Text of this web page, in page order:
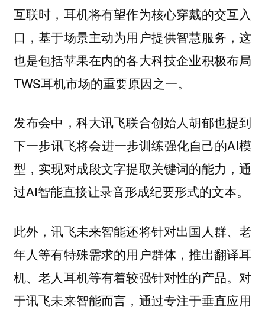
互联时，耳机将有望作为核心穿戴的交互入
口，基于场景主动为用户提供智慧服务，这
也是包括苹果在内的各大科技企业积极布局
TWS耳机市场的重要原因之一。
发布会中，科大讯飞联合创始人胡郁也提到
下一步讯飞将会进一步训练强化自己的AI模
型，实现对成段文字提取关键词的能力，通
过AI智能直接让录音形成纪要形式的文本。
此外，讯飞未来智能还将针对出国人群、老
年人等有特殊需求的用户群体，推出翻译耳
机、老人耳机等有着较强针对性的产品。对
于讯飞未来智能而言，通过专注于垂直应用